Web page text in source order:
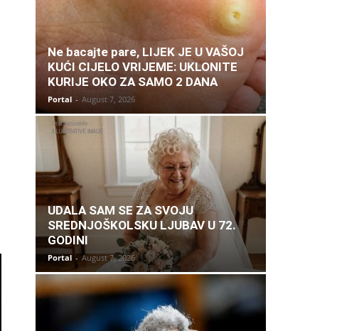
Ne bacajte pare, LIJEK JE U VAŠOJ
KUĆI CIJELO VRIJEME: UKLONITE
KURIJE OKO ZA SAMO 2 DANA
Portal - August 7, 2026
UDALA SAM SE ZA SVOJU
SREDNJOŠKOLSKU LJUBAV U 72.
GODINI
Portal - August 7, 2026